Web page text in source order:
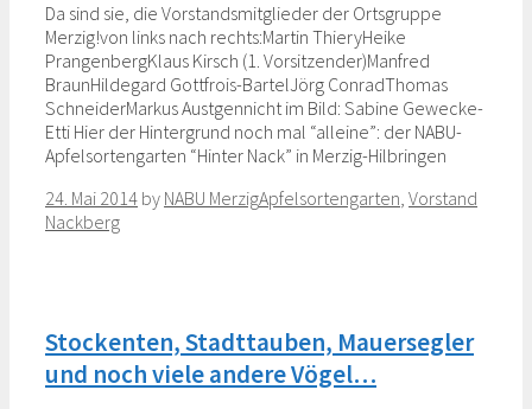
Da sind sie, die Vorstandsmitglieder der Ortsgruppe
Merzig!von links nach rechts:Martin ThieryHeike
PrangenbergKlaus Kirsch (1. Vorsitzender)Manfred
BraunHildegard Gottfrois-BartelJörg ConradThomas
SchneiderMarkus Austgennicht im Bild: Sabine Gewecke-
Etti Hier der Hintergrund noch mal “alleine”: der NABU-
Apfelsortengarten “Hinter Nack” in Merzig-Hilbringen
24. Mai 2014 by NABU MerzigCategories
Apfelsortengarten, Vorstand
Nackberg
Stockenten, Stadttauben, Mauersegler
und noch viele andere Vögel…